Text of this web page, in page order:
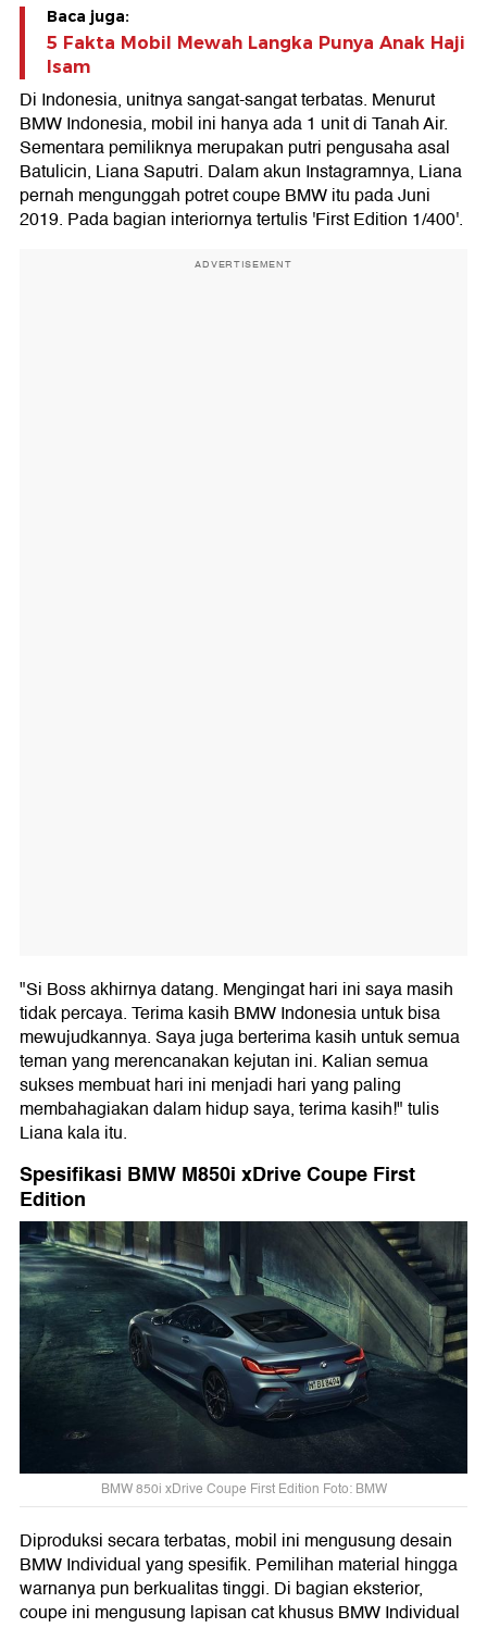
Baca juga:
5 Fakta Mobil Mewah Langka Punya Anak Haji
Isam
Di Indonesia, unitnya sangat-sangat terbatas. Menurut
BMW Indonesia, mobil ini hanya ada 1 unit di Tanah Air.
Sementara pemiliknya merupakan putri pengusaha asal
Batulicin, Liana Saputri. Dalam akun Instagramnya, Liana
pernah mengunggah potret coupe BMW itu pada Juni
2019. Pada bagian interiornya tertulis 'First Edition 1/400'.
ADVERTISEMENT
"Si Boss akhirnya datang. Mengingat hari ini saya masih
tidak percaya. Terima kasih BMW Indonesia untuk bisa
mewujudkannya. Saya juga berterima kasih untuk semua
teman yang merencanakan kejutan ini. Kalian semua
sukses membuat hari ini menjadi hari yang paling
membahagiakan dalam hidup saya, terima kasih!" tulis
Liana kala itu.
Spesifikasi BMW M850i xDrive Coupe First
Edition
BMW 850i xDrive Coupe First Edition Foto: BMW
Diproduksi secara terbatas, mobil ini mengusung desain
BMW Individual yang spesifik. Pemilihan material hingga
warnanya pun berkualitas tinggi. Di bagian eksterior,
coupe ini mengusung lapisan cat khusus BMW Individual